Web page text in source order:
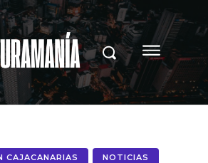
CAJACANARIAS NOTICIAS